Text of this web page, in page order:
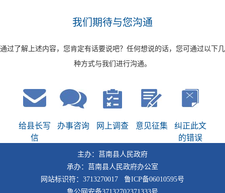
我们期待与您沟通
通过了解上述内容，您肯定有话要说吧？任何想说的话，您可通过以下几
种方式与我们进行沟通。
给县长写
信
办事咨询 网上调查 意见征集
纠正此文
的错误
主办：莒南县人民政府
承办：莒南县人民政府办公室
网站标识符：3713270017 鲁ICP备06010595号
鲁公网安备37132702371333号